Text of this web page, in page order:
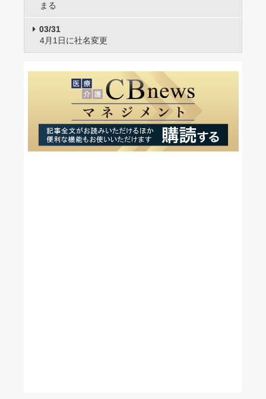
まる
03/31
4月1日に社名変更